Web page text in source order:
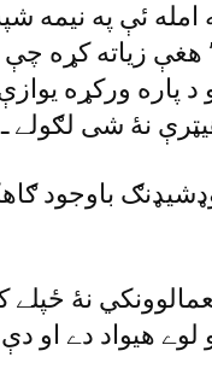
ئې په نيمه
هغې زياته کړه
پاره ورکړه
نۀ شى لګولے ـ
باوجود
نۀ ځپلے
لوے هيواد دے او